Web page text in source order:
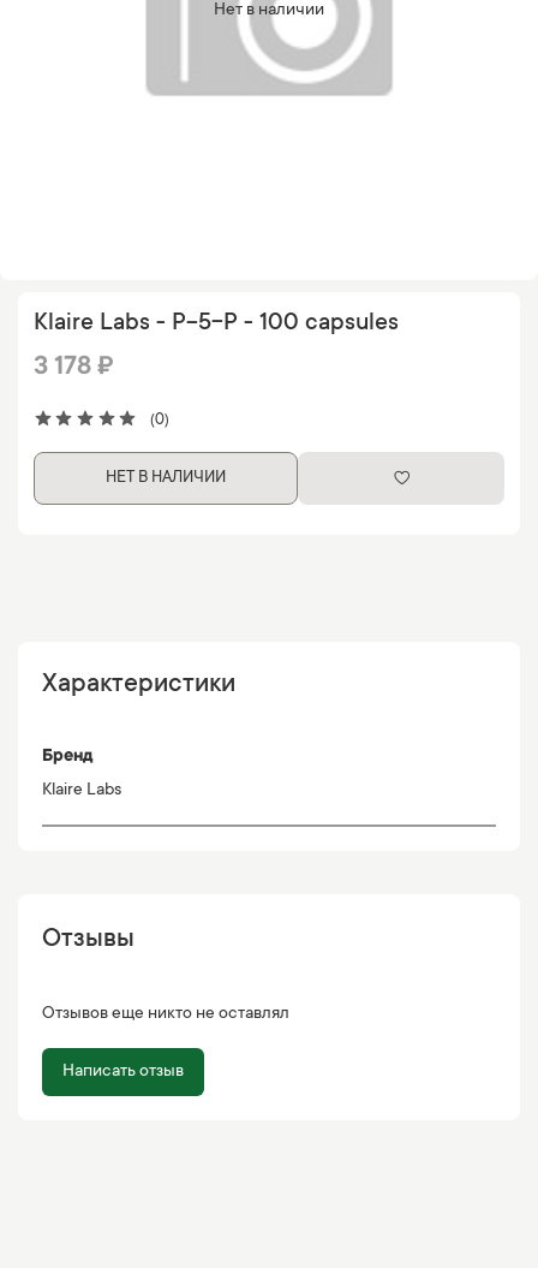
Нет в наличии
(0)
Klaire Labs - P-5-P - 100 capsules
3 178 ₽
НЕТ В НАЛИЧИИ
Характеристики
Бренд
Klaire Labs
Отзывы
Отзывов еще никто не оставлял
Написать отзыв